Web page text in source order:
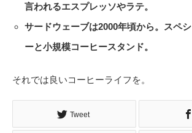
言われるエスプレッソやラテ。
サードウェーブは2000年頃から。スペ
ーと小規模コーヒースタンド。
それでは良いコーヒーライフを。
Tweet